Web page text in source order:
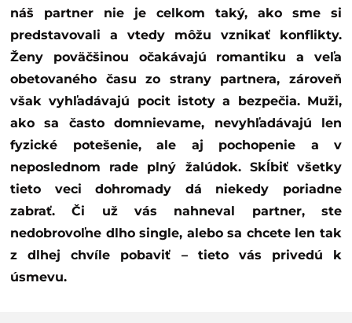
náš partner nie je celkom taký, ako sme si
predstavovali a vtedy môžu vznikať konflikty.
Ženy poväčšinou očakávajú romantiku a veľa
obetovaného času zo strany partnera, zároveň
však vyhľadávajú pocit istoty a bezpečia. Muži,
ako sa často domnievame, nevyhľadávajú len
fyzické potešenie, ale aj pochopenie a v
neposlednom rade plný žalúdok. Skĺbiť všetky
tieto veci dohromady dá niekedy poriadne
zabrať. Či už vás nahneval partner, ste
nedobrovoľne dlho single, alebo sa chcete len tak
z dlhej chvíle pobaviť – tieto vás privedú k
úsmevu.